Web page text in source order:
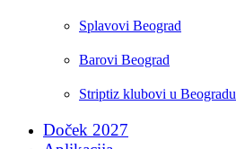
Splavovi Beograd
Barovi Beograd
Striptiz klubovi u Beogradu
Doček 2027